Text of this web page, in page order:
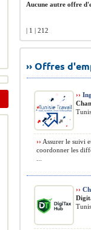
Aucune autre offre
| 1 | 212
›› Offres
››
›› Assurer le suivi
coordonner les
››